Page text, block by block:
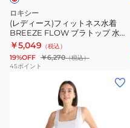
用
26SU
RBR262564
BLK
ネ
ス
水
着
BREEZE
ロキシー
(レディース)フィットネス水着
BREEZE FLOW ブラトップ 水陸
両用 26SU RBR262564 MUL
￥5,049 （税込）
19%OFF ￥6,270（税込）
45ポイント